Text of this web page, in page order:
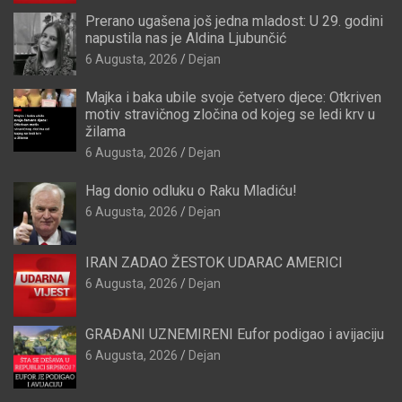
Prerano ugašena još jedna mladost: U 29. godini
napustila nas je Aldina Ljubunčić
6 Augusta, 2026 Dejan
Majka i baka ubile svoje četvero djece: Otkriven
motiv stravičnog zločina od kojeg se ledi krv u
žilama
6 Augusta, 2026 Dejan
Hag donio odluku o Raku Mladiću!
6 Augusta, 2026 Dejan
IRAN ZADAO ŽESTOK UDARAC AMERICI
6 Augusta, 2026 Dejan
GRAĐANI UZNEMIRENI Eufor podigao i avijaciju
6 Augusta, 2026 Dejan